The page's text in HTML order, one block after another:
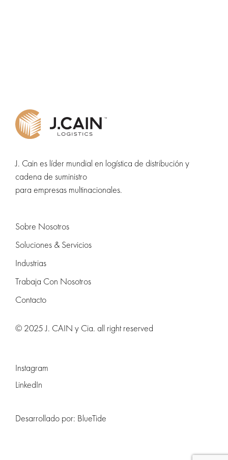
J. Cain es líder mundial en logística de distribución y
cadena de suministro
para empresas multinacionales.
Sobre Nosotros
Soluciones & Servicios
Industrias
Trabaja Con Nosotros
Contacto
© 2025 J. CAIN y Cia. all right reserved
Instagram
LinkedIn
Desarrollado por: BlueTide